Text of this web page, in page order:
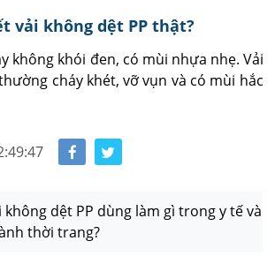
vải không dệt PP thật?
không khói đen, có mùi nhựa nhẹ. Vải
cháy khét, vỡ vụn và có mùi hắc
không dệt PP dùng làm gì trong y tế và
thời trang?